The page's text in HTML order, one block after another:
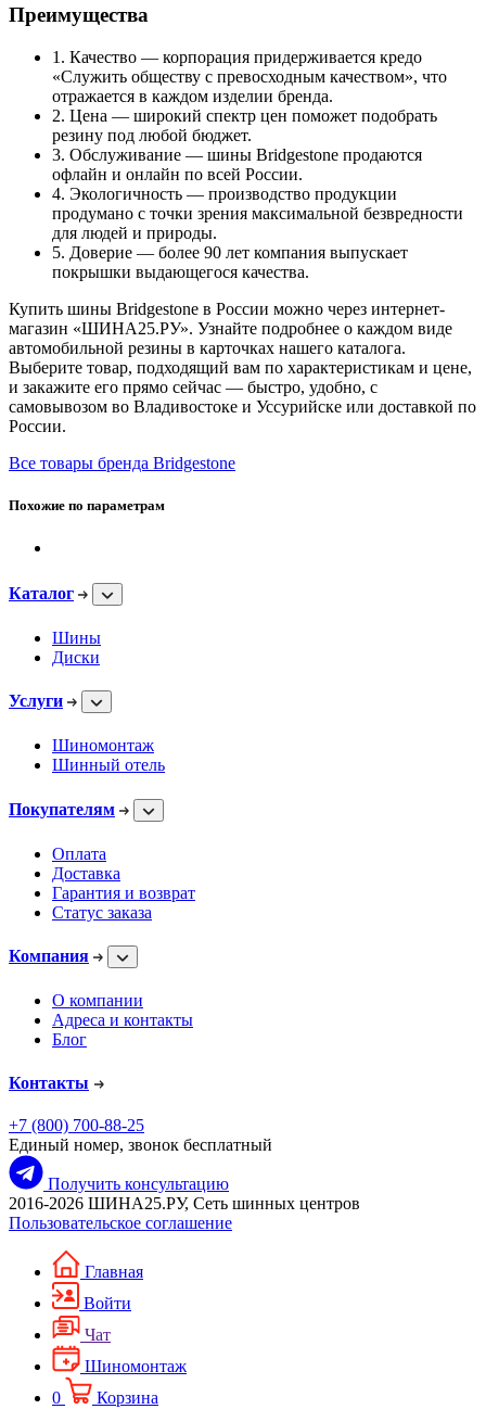
Преимущества
1. Качество — корпорация придерживается кредо
«Служить обществу с превосходным качеством», что
отражается в каждом изделии бренда.
2. Цена — широкий спектр цен поможет подобрать
резину под любой бюджет.
3. Обслуживание — шины Bridgestone продаются
офлайн и онлайн по всей России.
4. Экологичность — производство продукции
продумано с точки зрения максимальной безвредности
для людей и природы.
5. Доверие — более 90 лет компания выпускает
покрышки выдающегося качества.
Купить шины Bridgestone в России можно через интернет-
магазин «ШИНА25.РУ». Узнайте подробнее о каждом виде
автомобильной резины в карточках нашего каталога.
Выберите товар, подходящий вам по характеристикам и цене,
и закажите его прямо сейчас — быстро, удобно, с
самовывозом во Владивостоке и Уссурийске или доставкой по
России.
Все товары бренда Bridgestone
Похожие по параметрам
Каталог
Шины
Диски
Услуги
Шиномонтаж
Шинный отель
Покупателям
Оплата
Доставка
Гарантия и возврат
Статус заказа
Компания
О компании
Адреса и контакты
Блог
Контакты
+7 (800) 700-88-25
Единый номер, звонок бесплатный
Получить консультацию
2016-2026 ШИНА25.РУ, Сеть шинных центров
Пользовательское соглашение
Главная
Войти
Чат
Шиномонтаж
0
Корзина